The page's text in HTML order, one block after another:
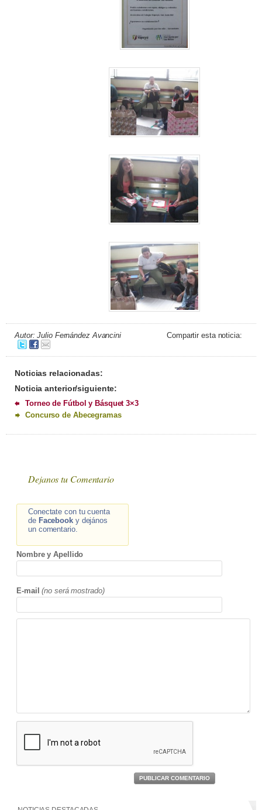
Autor: Julio Fernández Avancini Compartir esta noticia:
Noticias relacionadas:
Noticia anterior/siguiente:
Torneo de Fútbol y Básquet 3×3
Concurso de Abecegramas
Dejanos tu Comentario
Conectate con tu cuenta
de Facebooky dejános
un comentario.
Nombre y Apellido
E-mail (no será mostrado)
PUBLICAR COMENTARIO